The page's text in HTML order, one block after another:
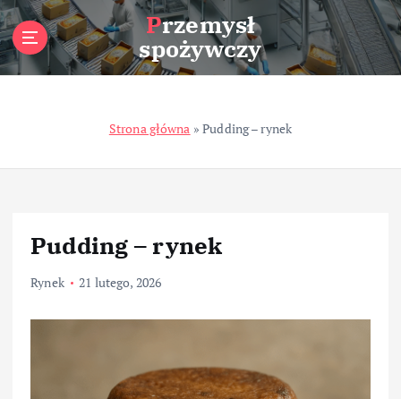
S
k
i
p
n
Przemysł
spożywczy
Strona główna »Pudding – rynek
Pudding – rynek
Rynek 21 lutego, 2026